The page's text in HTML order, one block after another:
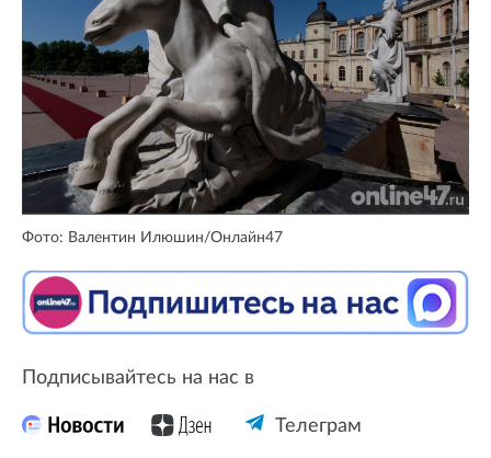
Фото: Валентин Илюшин/Онлайн47
Подписывайтесь на нас в
Телеграм